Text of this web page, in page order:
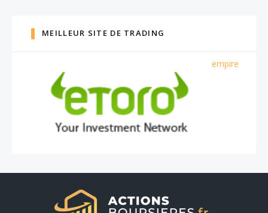
MEILLEUR SITE DE TRADING
empire